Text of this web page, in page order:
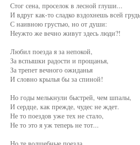
     Стог сена, проселок в лесной глуши...
И вдруг как-то сладко вздохнешь всей
     С наивною грустью, но от души:
     Неужто же вечно живут здесь люди?!
     Любил поезда я за непокой,
     За вспышки радости и прощанья,
     За трепет вечного ожиданья
     И словно крылья бы за спиной!
     Но годы мелькнули быстрей, чем шпалы,
     И сердце, как прежде, чудес не ждет.
     Не то поездов уже тех не стало,
     Не то это я уж теперь не тот...